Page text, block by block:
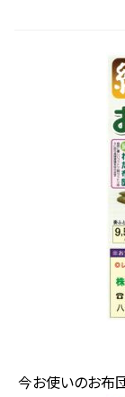
今お使いのお布